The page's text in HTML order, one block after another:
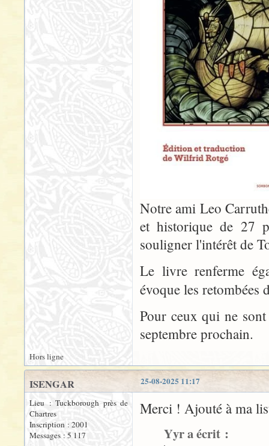
Notre ami Leo
et historique de 27
souligner l'intérêt de
Le livre renferme
évoque les retombées
Pour ceux qui ne
septembre prochain.
Hors ligne
25-08-2025 11:17
ISENGAR
Lieu : Tuckborough près de
Chartres
Inscription : 2001
Messages : 5 117
Merci ! Ajouté à ma
Yyr a écrit :